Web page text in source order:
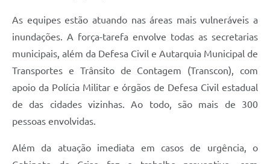
As equipes estão atuando nas áreas mais vulneráveis a
inundações. A força-tarefa envolve todas as secretarias
municipais, além da Defesa Civil e Autarquia Municipal de
Transportes e Trânsito de Contagem (Transcon), com
apoio da Polícia Militar e órgãos de Defesa Civil estadual
de das cidades vizinhas. Ao todo, são mais de 300
pessoas envolvidas.
Além da atuação imediata em casos de urgência, o